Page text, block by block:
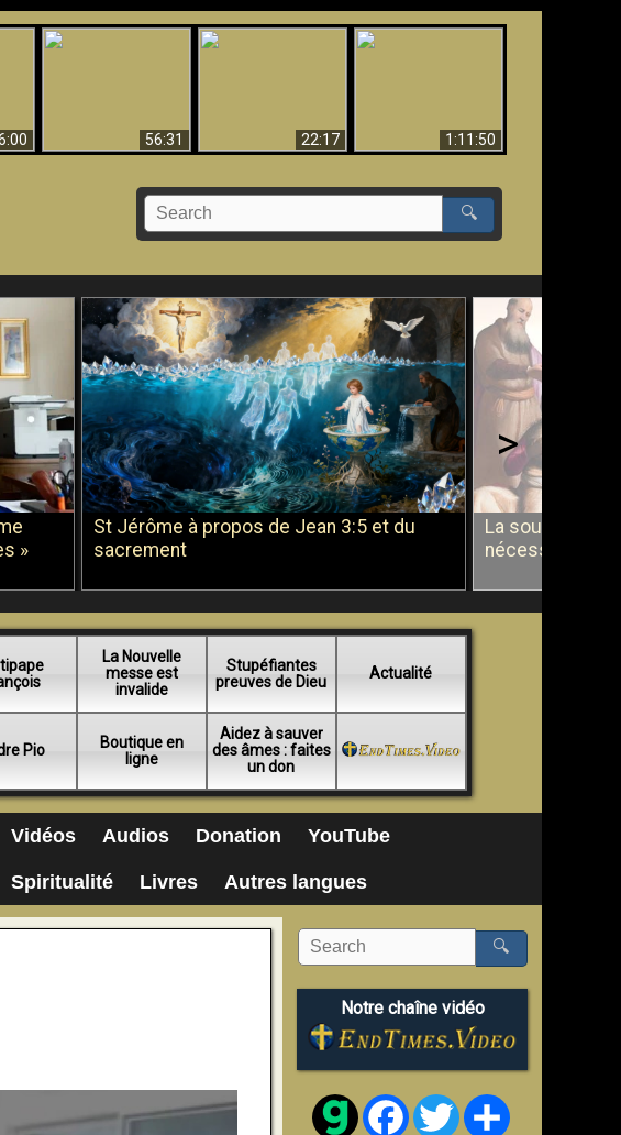
56:31 22:17
1:11:50
🔍
»
St Jérôme à propos de Jean 3:5 et du
sacrement
La soumission
nécessité du
>
La Nouvelle
messe est
invalide
Stupéfiantes
preuves de Dieu
Actualité
Pio
Boutique en
ligne
Aidez à sauver
des âmes : faites
un don
Vidéos Audios Donation YouTube
Spiritualité Livres Autres langues
🔍
Notre chaîne vidéo
FacebookTwitter